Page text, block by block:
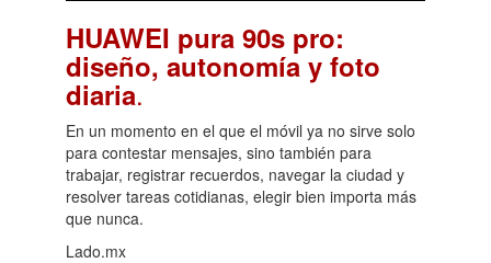
HUAWEI pura 90s pro:
diseño, autonomía y foto
diaria.
En un momento en el que el móvil ya no sirve solo
para contestar mensajes, sino también para
trabajar, registrar recuerdos, navegar la ciudad y
resolver tareas cotidianas, elegir bien importa más
que nunca.
Lado.mx